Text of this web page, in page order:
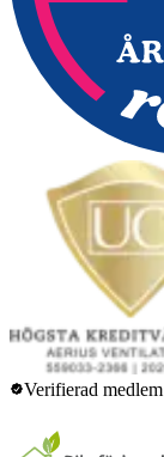
Verifierad medlem